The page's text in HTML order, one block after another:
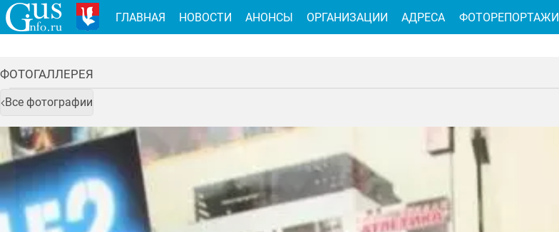
ФОТОГАЛЛЕРЕЯ
Все фотографии
ГЛАВНАЯ НОВОСТИ АНОНСЫ ОРГАНИЗАЦИИ АДРЕСА ФОТОРЕПОРТАЖИ